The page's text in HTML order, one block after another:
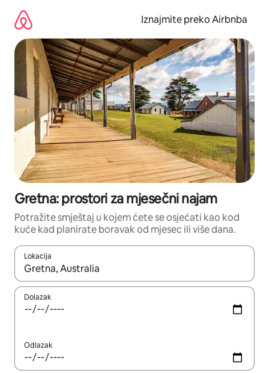
sadržaj
Iznajmite preko Airbnba
Gretna: prostori za mjesečni najam
Potražite smještaj u kojem ćete se osjećati kao kod
kuće kad planirate boravak od mjesec ili više dana.
Lokacija
Kada budu dostupni rezultati, moći ćete ih pregledati
Dolazak
Odlazak